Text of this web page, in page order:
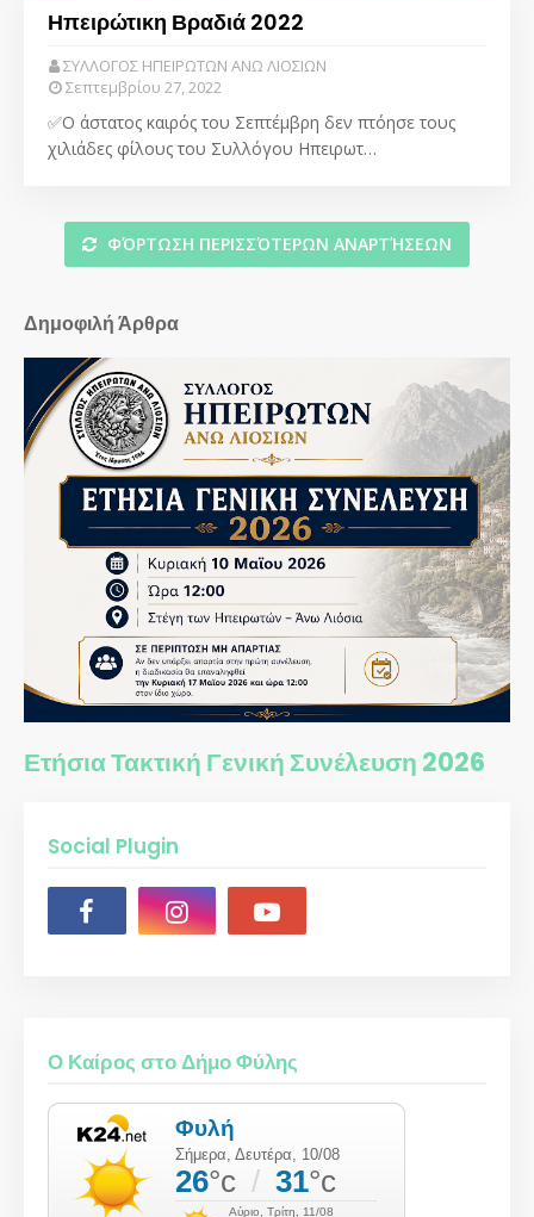
Ηπειρώτικη Βραδιά 2022
ΣΥΛΛΟΓΟΣ ΗΠΕΙΡΩΤΩΝ ΑΝΩ ΛΙΟΣΙΩΝ
Σεπτεμβρίου 27, 2022
✅Ο άστατος καιρός του Σεπτέμβρη δεν πτόησε τους
χιλιάδες φίλους του Συλλόγου Ηπειρωτ…
ΦΌΡΤΩΣΗ ΠΕΡΙΣΣΌΤΕΡΩΝ ΑΝΑΡΤΉΣΕΩΝ
Δημοφιλή Άρθρα
Ετήσια Τακτική Γενική Συνέλευση 2026
Social Plugin
Ο Καίρος στο Δήμο Φύλης